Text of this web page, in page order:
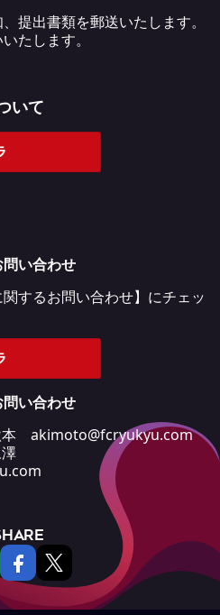
提出書類を郵送いたします。
たします。
いて
い合わせ
関するお問い合わせ】にチェッ
い合わせ
akimoto@fcryukyu.com